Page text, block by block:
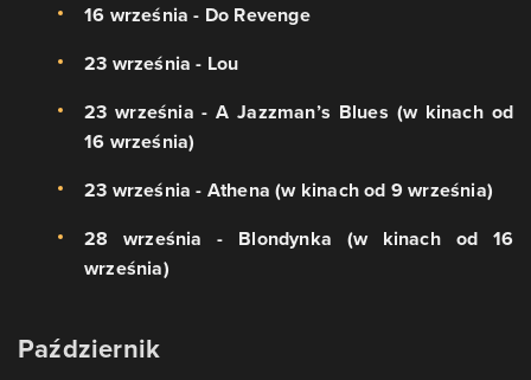
16 września - Do Revenge
23 września - Lou
23 września - A Jazzman’s Blues (w kinach od
16 września)
23 września - Athena (w kinach od 9 września)
28 września - Blondynka (w kinach od 16
września)
Październik